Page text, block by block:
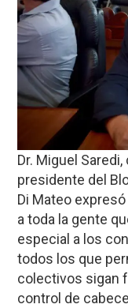
Dr. Miguel
presidente del
Di Mateo
a toda la gente
especial a los
todos los que
colectivos sigan
control de